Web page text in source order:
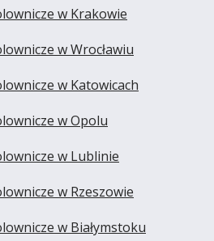
w Krakowie
w Wrocławiu
w Katowicach
w Opolu
w Lublinie
w Rzeszowie
w Białymstoku